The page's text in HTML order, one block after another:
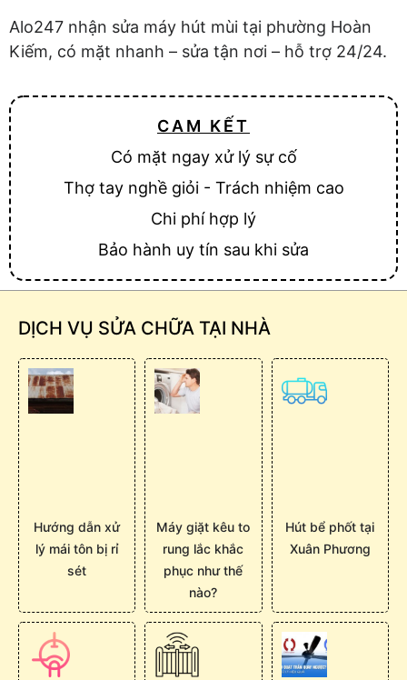
Alo247 nhận sửa máy hút mùi tại phường Hoàn
Kiếm, có mặt nhanh – sửa tận nơi – hỗ trợ 24/24.
CAM KẾT
Có mặt ngay xử lý sự cố
Thợ tay nghề giỏi - Trách nhiệm cao
Chi phí hợp lý
Bảo hành uy tín sau khi sửa
DỊCH VỤ SỬA CHỮA TẠI NHÀ
Hướng dẫn xử
lý mái tôn bị rỉ
sét
Máy giặt kêu to
rung lắc khắc
phục như thế
nào?
Hút bể phốt tại
Xuân Phương